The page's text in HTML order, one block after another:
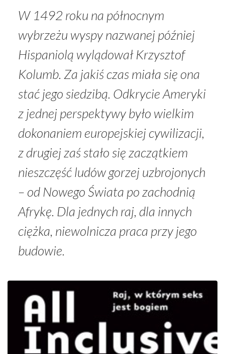
W 1492 roku na północnym
wybrzeżu wyspy nazwanej później
Hispaniolą wylądował Krzysztof
Kolumb. Za jakiś czas miała się ona
stać jego siedzibą. Odkrycie Ameryki
z jednej perspektywy było wielkim
dokonaniem europejskiej cywilizacji,
z drugiej zaś stało się zaczątkiem
nieszczęść ludów gorzej uzbrojonych
– od Nowego Świata po zachodnią
Afrykę. Dla jednych raj, dla innych
ciężka, niewolnicza praca przy jego
budowie.